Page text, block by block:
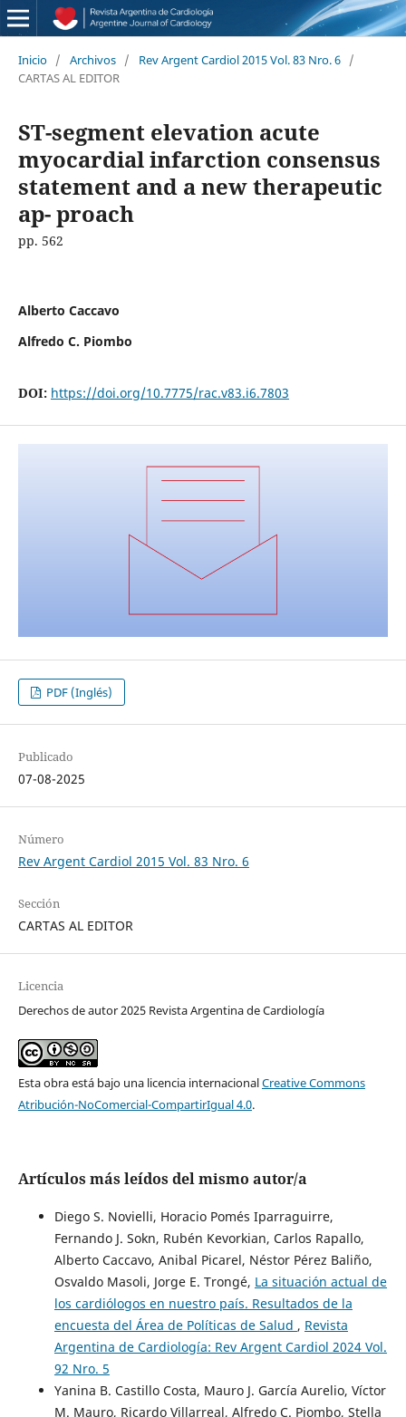
Inicio / Archivos / Rev Argent Cardiol 2015 Vol. 83 Nro. 6 /
CARTAS AL EDITOR
ST-segment elevation acute
myocardial infarction consensus
statement and a new therapeutic
ap- proach
pp. 562
Alberto Caccavo
Alfredo C. Piombo
DOI: https://doi.org/10.7775/rac.v83.i6.7803
PDF (Inglés)
Publicado
07-08-2025
Número
Rev Argent Cardiol 2015 Vol. 83 Nro. 6
Sección
CARTAS AL EDITOR
Licencia
Derechos de autor 2025 Revista Argentina de Cardiología
Esta obra está bajo una licencia internacionalCreative Commons
Atribución-NoComercial-CompartirIgual 4.0.
Artículos más leídos del mismo autor/a
Diego S. Novielli, Horacio Pomés Iparraguirre,
Fernando J. Sokn, Rubén Kevorkian, Carlos Rapallo,
Alberto Caccavo, Anibal Picarel, Néstor Pérez Baliño,
Osvaldo Masoli, Jorge E. Trongé, La situación actual de
los cardiólogos en nuestro país. Resultados de la
encuesta del Área de Políticas de Salud , Revista
Argentina de Cardiología: Rev Argent Cardiol 2024 Vol.
92 Nro. 5
Yanina B. Castillo Costa, Mauro J. García Aurelio, Víctor
M. Mauro, Ricardo Villarreal, Alfredo C. Piombo, Stella